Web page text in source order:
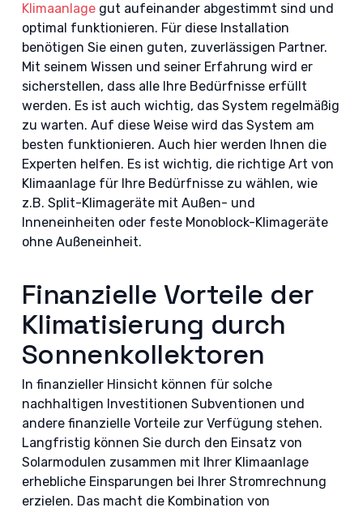
Klimaanlagegut aufeinander abgestimmt sind und
optimal funktionieren. Für diese Installation
benötigen Sie einen guten, zuverlässigen Partner.
Mit seinem Wissen und seiner Erfahrung wird er
sicherstellen, dass alle Ihre Bedürfnisse erfüllt
werden. Es ist auch wichtig, das System regelmäßig
zu warten. Auf diese Weise wird das System am
besten funktionieren. Auch hier werden Ihnen die
Experten helfen. Es ist wichtig, die richtige Art von
Klimaanlage für Ihre Bedürfnisse zu wählen, wie
z.B. Split-Klimageräte mit Außen- und
Inneneinheiten oder feste Monoblock-Klimageräte
ohne Außeneinheit.
Finanzielle Vorteile der
Klimatisierung durch
Sonnenkollektoren
In finanzieller Hinsicht können für solche
nachhaltigen Investitionen Subventionen und
andere finanzielle Vorteile zur Verfügung stehen.
Langfristig können Sie durch den Einsatz von
Solarmodulen zusammen mit Ihrer Klimaanlage
erhebliche Einsparungen bei Ihrer Stromrechnung
erzielen. Das macht die Kombination von